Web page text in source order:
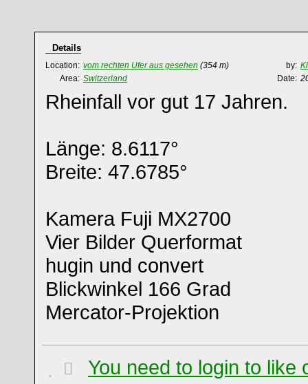
Details
Location: vom rechten Ufer aus gesehen (354 m) by:
Area: Switzerland Date:
Rheinfall vor gut 17 Jahren.
Länge: 8.6117°
Breite: 47.6785°
Kamera Fuji MX2700
Vier Bilder Querformat
hugin und convert
Blickwinkel 166 Grad
Mercator-Projektion
You need to login to like